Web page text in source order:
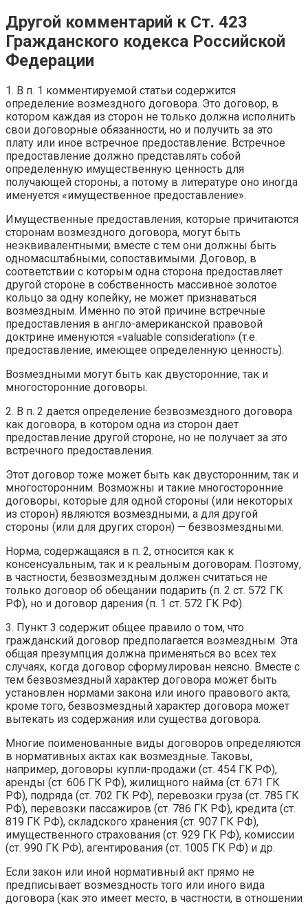
Другой комментарий к Ст. 423
Гражданского кодекса Российской
Федерации
1. В п. 1 комментируемой статьи содержится
определение возмездного договора. Это договор, в
котором каждая из сторон не только должна исполнить
свои договорные обязанности, но и получить за это
плату или иное встречное предоставление. Встречное
предоставление должно представлять собой
определенную имущественную ценность для
получающей стороны, а потому в литературе оно иногда
именуется «имущественное предоставление».
Имущественные предоставления, которые причитаются
сторонам возмездного договора, могут быть
неэквивалентными; вместе с тем они должны быть
одномасштабными, сопоставимыми. Договор, в
соответствии с которым одна сторона предоставляет
другой стороне в собственность массивное золотое
кольцо за одну копейку, не может признаваться
возмездным. Именно по этой причине встречные
предоставления в англо-американской правовой
доктрине именуются «valuable consideration» (т.е.
предоставление, имеющее определенную ценность).
Возмездными могут быть как двусторонние, так и
многосторонние договоры.
2. В п. 2 дается определение безвозмездного договора
как договора, в котором одна из сторон дает
предоставление другой стороне, но не получает за это
встречного предоставления.
Этот договор тоже может быть как двусторонним, так и
многосторонним. Возможны и такие многосторонние
договоры, которые для одной стороны (или некоторых
из сторон) являются возмездными, а для другой
стороны (или для других сторон) — безвозмездными.
Норма, содержащаяся в п. 2, относится как к
консенсуальным, так и к реальным договорам. Поэтому,
в частности, безвозмездным должен считаться не
только договор об обещании подарить (п. 2 ст. 572 ГК
РФ), но и договор дарения (п. 1 ст. 572 ГК РФ).
3. Пункт 3 содержит общее правило о том, что
гражданский договор предполагается возмездным. Эта
общая презумпция должна применяться во всех тех
случаях, когда договор сформулирован неясно. Вместе с
тем безвозмездный характер договора может быть
установлен нормами закона или иного правового акта;
кроме того, безвозмездный характер договора может
вытекать из содержания или существа договора.
Многие поименованные виды договоров определяются
в нормативных актах как возмездные. Таковы,
например, договоры купли-продажи (ст. 454 ГК РФ),
аренды (ст. 606 ГК РФ), жилищного найма (ст. 671 ГК
РФ), подряда (ст. 702 ГК РФ), перевозки груза (ст. 785 ГК
РФ), перевозки пассажиров (ст. 786 ГК РФ), кредита (ст.
819 ГК РФ), складского хранения (ст. 907 ГК РФ),
имущественного страхования (ст. 929 ГК РФ), комиссии
(ст. 990 ГК РФ), агентирования (ст. 1005 ГК РФ) и др.
Если закон или иной нормативный акт прямо не
предписывает возмездность того или иного вида
договора (как это имеет место, в частности, в отношении